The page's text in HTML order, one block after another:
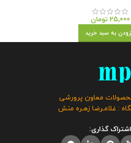
25,000 تومان
به سبد خرید
معاون پرورشی
: غلامـرضا زهـره منش
اشتراک گذاری: